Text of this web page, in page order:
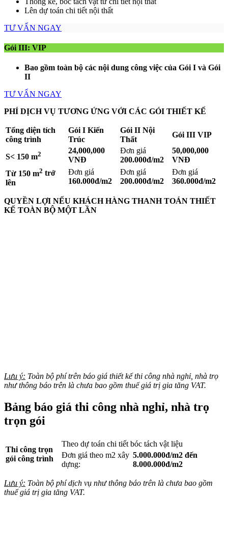
Lên dự toán chi tiết nội thất
TƯ VẤN NGAY
Gói III: VIP
Bao gồm toàn bộ các nội dung công việc của Gói I và Gói
II
TƯ VẤN NGAY
PHÍ DỊCH VỤ TƯƠNG ỨNG VỚI CÁC GÓI THIẾT KẾ
Tổng diện tích
công trình
Gói I Kiến
Trúc
Gói II Nội
Thất
Gói III VIP
S< 150 m2
24,000,000
VNĐ
Đơn giá
200.000đ/m2
50,000,000
VNĐ
Từ 150 m2 trở
lên
Đơn giá
160.000đ/m2
Đơn giá
200.000đ/m2
Đơn giá
360.000đ/m2
QUYỀN LỢI NẾU KHÁCH HÀNG THANH TOÁN THIẾT
KẾ TOÀN BỘ MỘT LẦN
Lưu ý: Toàn bộ phí trên báo giá thiết kế thi công nhà nghỉ, nhà trọ
như thông báo trên là chưa bao gồm thuế giá trị gia tăng VAT.
Bảng báo giá thi công nhà nghỉ, nhà trọ
trọn gói
Thi công trọn
gói công trình
Theo dự toán chi tiết bóc tách vật liệu
Đơn giá theo m2 xây
dựng:
5.000.000đ/m2 đến
8.000.000đ/m2
Lưu ý: Toàn bộ phí dịch vụ như thông báo trên là chưa bao gồm
thuế giá trị gia tăng VAT.